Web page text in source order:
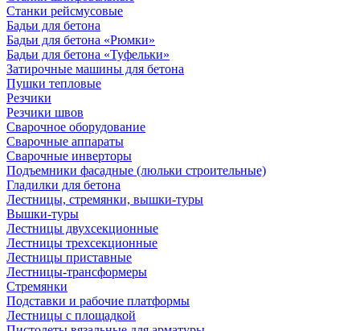
Станки рейсмусовые
Бадьи для бетона
Бадьи для бетона «Рюмки»
Бадьи для бетона «Туфельки»
Затирочные машины для бетона
Пушки тепловые
Резчики
Резчики швов
Сварочное оборудование
Сварочные аппараты
Сварочные инверторы
Подъемники фасадные (люльки строительные)
Гладилки для бетона
Лестницы, стремянки, вышки-туры
Вышки-туры
Лестницы двухсекционные
Лестницы трехсекционные
Лестницы приставные
Лестницы-трансформеры
Стремянки
Подставки и рабочие платформы
Лестницы с площадкой